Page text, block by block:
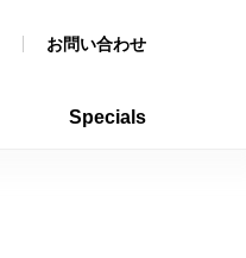
お問い合わせ
Specials